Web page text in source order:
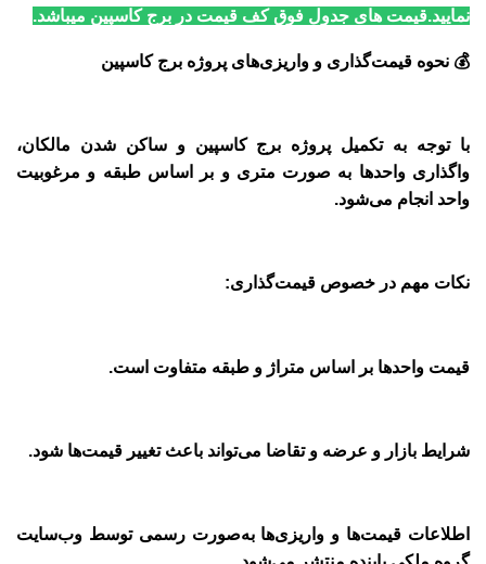
نمایید.قیمت های جدول فوق کف قیمت در برج کاسپین میباشد.
💰 نحوه قیمت‌گذاری و واریزی‌های پروژه برج‌ کاسپین
با توجه به تکمیل پروژه برج‌ کاسپین و ساکن شدن مالکان،
واگذاری واحدها به صورت متری و بر اساس طبقه و مرغوبیت
واحد انجام می‌شود.
نکات مهم در خصوص قیمت‌گذاری:
قیمت واحدها بر اساس متراژ و طبقه متفاوت است.
شرایط بازار و عرضه و تقاضا می‌تواند باعث تغییر قیمت‌ها شود.
اطلاعات قیمت‌ها و واریزی‌ها به‌صورت رسمی توسط وب‌سایت